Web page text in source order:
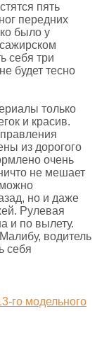
пять
передних
было у
себя три
будет тесно
только
и красив.
из дорогого
очень
не мешает
но и даже
Рулевая
и по вылету.
водитель
себя